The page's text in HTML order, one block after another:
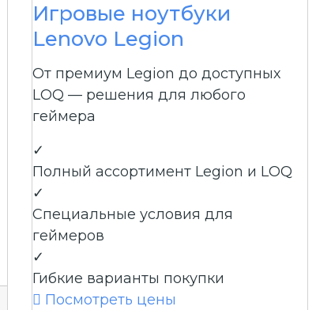
Игровые ноутбуки
Lenovo Legion
От премиум Legion до доступных
LOQ — решения для любого
геймера
✓
Полный ассортимент Legion и LOQ
✓
Специальные условия для
геймеров
✓
Гибкие варианты покупки
 Посмотреть цены